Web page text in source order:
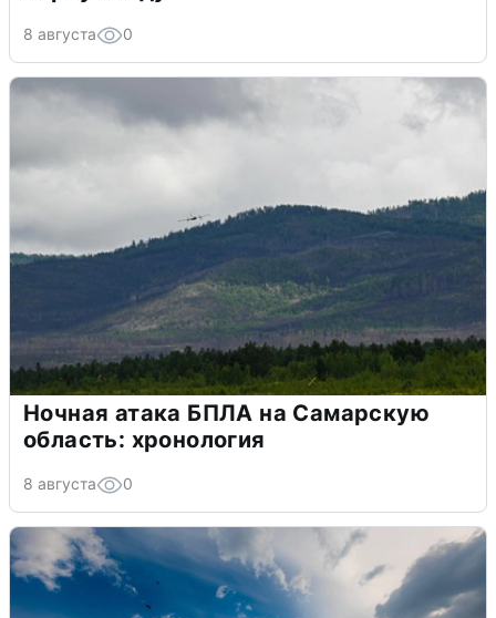
8 августа 0
Ночная атака БПЛА на Самарскую
область: хронология
8 августа 0